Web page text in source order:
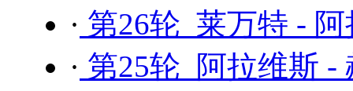
· 第26轮 莱万特 -
· 第25轮 阿拉维斯 -